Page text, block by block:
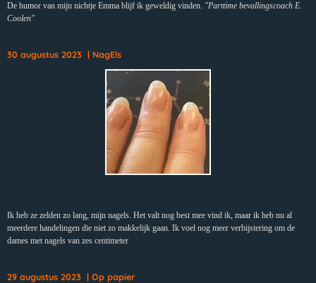
De humor van mijn nichtje Emma blijf ik geweldig vinden. "Parttime bevallingscoach E.
Coolen"
30 augustus 2023 | NagEls
Ik heb ze zelden zo lang, mijn nagels. Het valt nog best mee vind ik, maar ik heb nu al
meerdere handelingen die niet zo makkelijk gaan. Ik voel nog meer verbijstering om de
dames met nagels van zes centimeter
29 augustus 2023 | Op papier